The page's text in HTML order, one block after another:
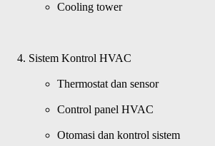
Cooling tower
Thermostat dan sensor
Control panel HVAC
Otomasi dan kontrol sistem